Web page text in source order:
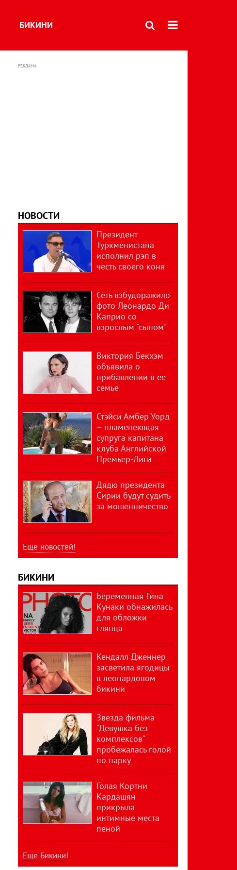
БИКИНИ
РЕКЛАМА
НОВОСТИ
Президент
Туркменистана
исполнил рэп в
честь своего коня
Сеть взбудоражило
фото Леонардо Ди
Каприо со
взрослым "сыном"
Виктория Бекхэм
объявила о
прибавлении в ее
семье
Стэйси Амбер Уорд
– пламенеющая
супруга капитана
клуба Английской
Премьер-Лиги
Дядю президента
Сирии будут судить
за мошенничество
Еще новостей!
БИКИНИ
Беременная Тина
Кунаки обнажилась
для обложки
глянца
Кендалл Дженнер
засветила ягодицы
в леопардовом
бикини
Звезда фильма
"Девушка без
комплексов"
пробежалась голой
по парку
Голая Кортни
Кардашян
прикрыла
интимные места
пеной
Еще Бикини!